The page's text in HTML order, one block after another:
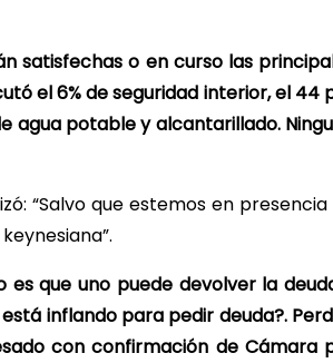
satisfechas o en curso las
el 6% de seguridad interior, el 44
agua potable y alcantarillado.
“Salvo que estemos en presencia
es que uno puede devolver la
inflando para pedir deuda?.
con confirmación de Cámara